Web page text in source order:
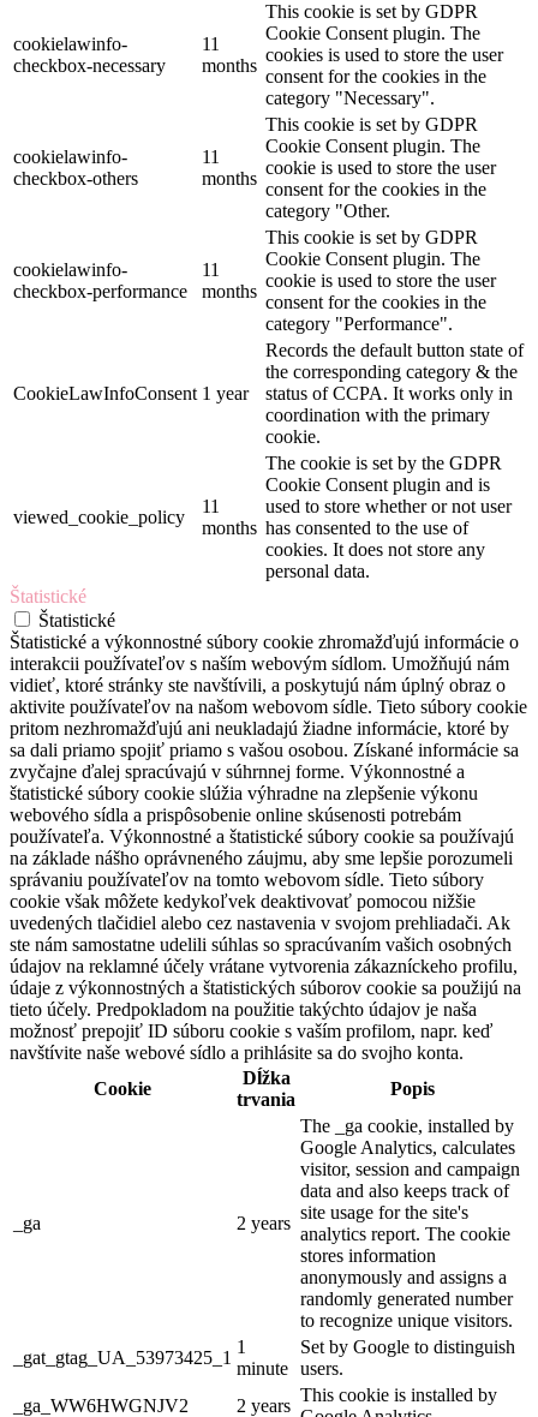
cookielawinfo-
checkbox-necessary
11
months
This cookie is set by GDPR
Cookie Consent plugin. The
cookies is used to store the user
consent for the cookies in the
category "Necessary".
cookielawinfo-
checkbox-others
11
months
This cookie is set by GDPR
Cookie Consent plugin. The
cookie is used to store the user
consent for the cookies in the
category "Other.
cookielawinfo-
checkbox-performance
11
months
This cookie is set by GDPR
Cookie Consent plugin. The
cookie is used to store the user
consent for the cookies in the
category "Performance".
CookieLawInfoConsent 1 year
Records the default button state of
the corresponding category & the
status of CCPA. It works only in
coordination with the primary
cookie.
viewed_cookie_policy
11
months
The cookie is set by the GDPR
Cookie Consent plugin and is
used to store whether or not user
has consented to the use of
cookies. It does not store any
personal data.
Štatistické
Štatistické
Štatistické a výkonnostné súbory cookie zhromažďujú informácie o
interakcii používateľov s naším webovým sídlom. Umožňujú nám
vidieť, ktoré stránky ste navštívili, a poskytujú nám úplný obraz o
aktivite používateľov na našom webovom sídle. Tieto súbory cookie
pritom nezhromažďujú ani neukladajú žiadne informácie, ktoré by
sa dali priamo spojiť priamo s vašou osobou. Získané informácie sa
zvyčajne ďalej spracúvajú v súhrnnej forme. Výkonnostné a
štatistické súbory cookie slúžia výhradne na zlepšenie výkonu
webového sídla a prispôsobenie online skúsenosti potrebám
používateľa. Výkonnostné a štatistické súbory cookie sa používajú
na základe nášho oprávneného záujmu, aby sme lepšie porozumeli
správaniu používateľov na tomto webovom sídle. Tieto súbory
cookie však môžete kedykoľvek deaktivovať pomocou nižšie
uvedených tlačidiel alebo cez nastavenia v svojom prehliadači. Ak
ste nám samostatne udelili súhlas so spracúvaním vašich osobných
údajov na reklamné účely vrátane vytvorenia zákazníckeho profilu,
údaje z výkonnostných a štatistických súborov cookie sa použijú na
tieto účely. Predpokladom na použitie takýchto údajov je naša
možnosť prepojiť ID súboru cookie s vaším profilom, napr. keď
navštívite naše webové sídlo a prihlásite sa do svojho konta.
Cookie
Dĺžka
trvania
Popis
_ga 2 years
The _ga cookie, installed by
Google Analytics, calculates
visitor, session and campaign
data and also keeps track of
site usage for the site's
analytics report. The cookie
stores information
anonymously and assigns a
randomly generated number
to recognize unique visitors.
_gat_gtag_UA_53973425_1
1
minute
Set by Google to distinguish
users.
_ga_WW6HWGNJV2
2 years
This cookie is installed by